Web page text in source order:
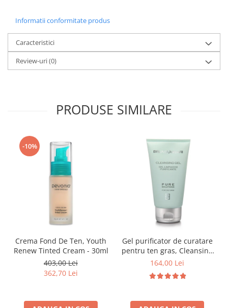
Informatii conformitate produs
Caracteristici
Review-uri(0)
PRODUSE SIMILARE
-10%
Crema Fond De Ten, Youth
Renew Tinted Cream - 30ml
403,00 Lei
362,70 Lei
Gel purificator de curatare
pentru ten gras, Cleansing
gel pure solution - 150ml
164,00 Lei